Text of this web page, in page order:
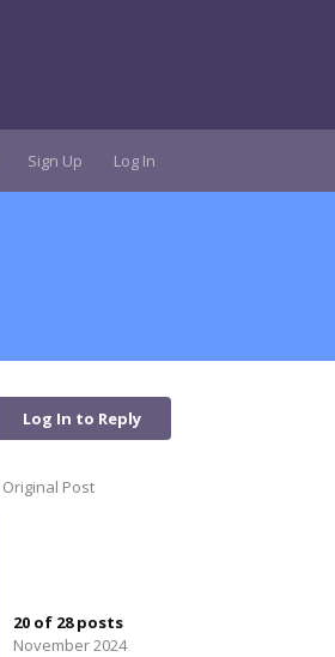
Sign Up Log In
Log In to Reply
Original Post
20 of 28posts
November 2024